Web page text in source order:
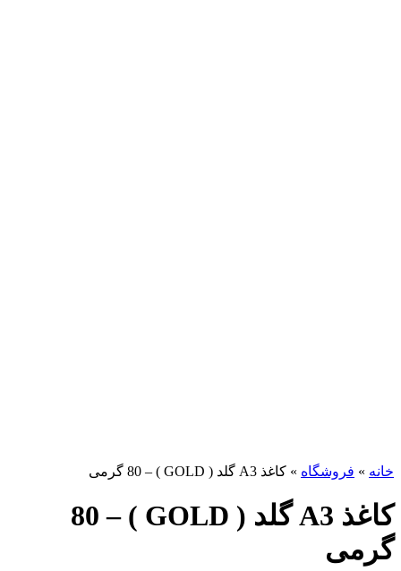
خانه » فروشگاه » کاغذ A3 گلد ( GOLD ) – 80 گرمی
کاغذ A3 گلد ( GOLD ) – 80
گرمی